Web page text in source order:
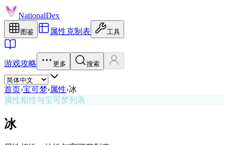
NationalDex
图鉴 属性克制表 工具
游戏攻略 更多 搜索
首页›宝可梦›属性›冰
属性相性与宝可梦列表
冰